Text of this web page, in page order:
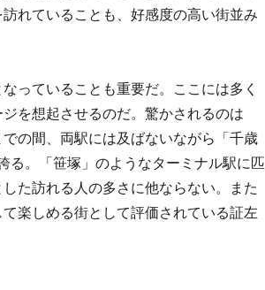
れていることも、好感度の高い街並み
っていることも重要だ。ここには多く
を想起させるのだ。驚かされるのは
の間、両駅には及ばないながら「千歳
る。「笹塚」のようなターミナル駅に匹
た訪れる人の多さに他ならない。また
楽しめる街として評価されている証左